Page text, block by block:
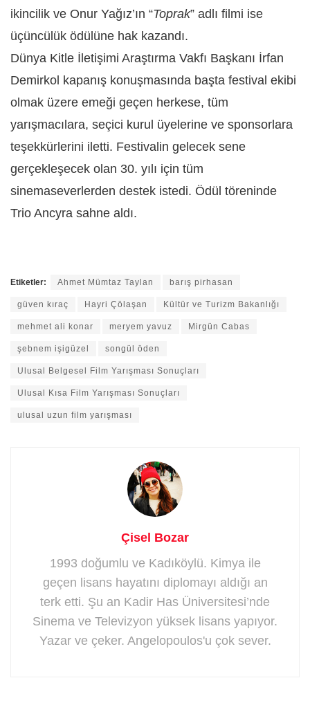
ikincilik ve Onur Yağız’ın “Toprak” adlı filmi ise
üçüncülük ödülüne hak kazandı.
Dünya Kitle İletişimi Araştırma Vakfı Başkanı İrfan
Demirkol kapanış konuşmasında başta festival ekibi
olmak üzere emeği geçen herkese, tüm
yarışmacılara, seçici kurul üyelerine ve sponsorlara
teşekkürlerini iletti. Festivalin gelecek sene
gerçekleşecek olan 30. yılı için tüm
sinemaseverlerden destek istedi. Ödül töreninde
Trio Ancyra sahne aldı.
Etiketler: Ahmet Mümtaz Taylan barış pirhasan
güven kıraç Hayri Çölaşan Kültür ve Turizm Bakanlığı
mehmet ali konar meryem yavuz Mirgün Cabas
şebnem işigüzel songül öden
Ulusal Belgesel Film Yarışması Sonuçları
Ulusal Kısa Film Yarışması Sonuçları
ulusal uzun film yarışması
Çisel Bozar
1993 doğumlu ve Kadıköylü. Kimya ile
geçen lisans hayatını diplomayı aldığı an
terk etti. Şu an Kadir Has Üniversitesi’nde
Sinema ve Televizyon yüksek lisans yapıyor.
Yazar ve çeker. Angelopoulos'u çok sever.